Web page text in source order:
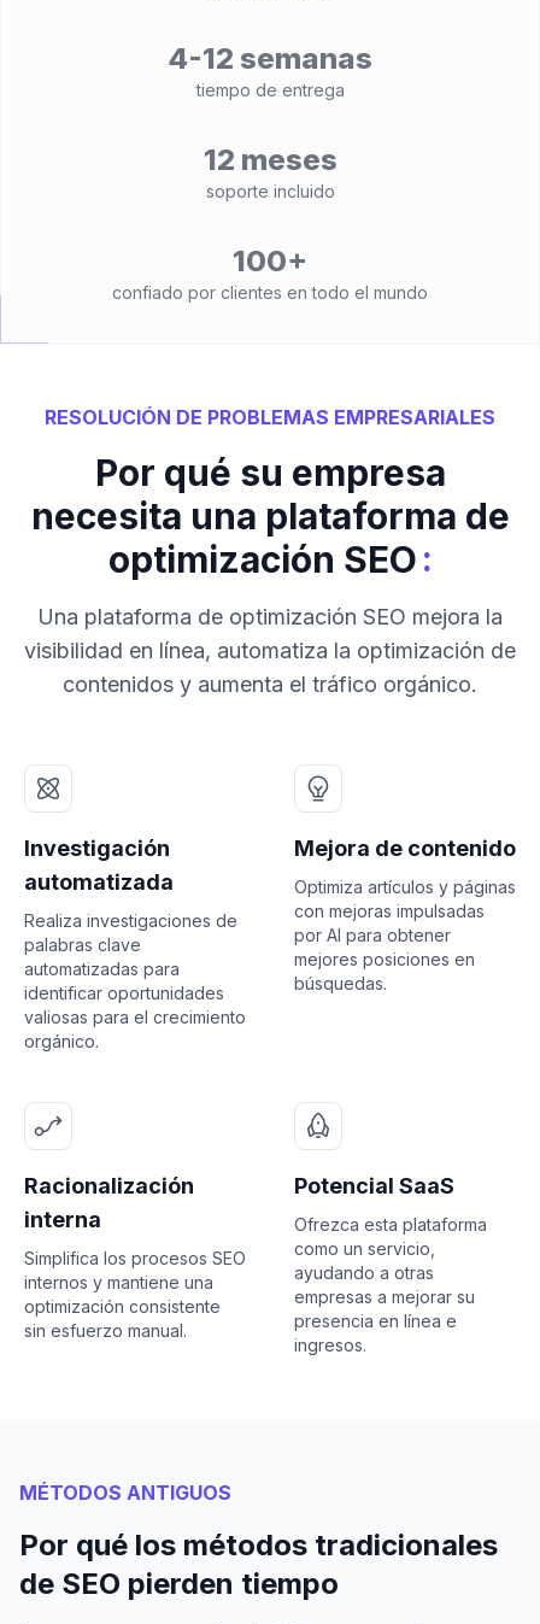
4-12 semanas
tiempo de entrega
12 meses
soporte incluido
100+
confiado por clientes en todo el mundo
RESOLUCIÓN DE PROBLEMAS EMPRESARIALES
Por qué su empresa
necesita una plataforma de
optimización SEO:
Una plataforma de optimización SEO mejora la
visibilidad en línea, automatiza la optimización de
contenidos y aumenta el tráfico orgánico.
Investigación
automatizada
Realiza investigaciones de
palabras clave
automatizadas para
identificar oportunidades
valiosas para el crecimiento
orgánico.
Mejora de contenido
Optimiza artículos y páginas
con mejoras impulsadas
por AI para obtener
mejores posiciones en
búsquedas.
Racionalización
interna
Simplifica los procesos SEO
internos y mantiene una
optimización consistente
sin esfuerzo manual.
Potencial SaaS
Ofrezca esta plataforma
como un servicio,
ayudando a otras
empresas a mejorar su
presencia en línea e
ingresos.
MÉTODOS ANTIGUOS
Por qué los métodos tradicionales
de SEO pierden tiempo